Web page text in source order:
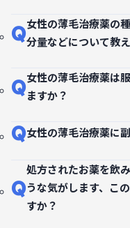
Q女性の薄毛治療薬の
分量などについて教
Q女性の薄毛治療薬は
ますか？
Q女性の薄毛治療薬に
Q
処方されたお薬を飲
うな気がします、こ
すか？